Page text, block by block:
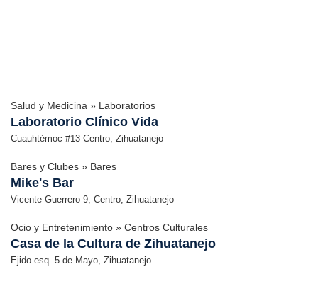
Salud y Medicina » Laboratorios
Laboratorio Clínico Vida
Cuauhtémoc #13 Centro, Zihuatanejo
Bares y Clubes » Bares
Mike's Bar
Vicente Guerrero 9, Centro, Zihuatanejo
Ocio y Entretenimiento » Centros Culturales
Casa de la Cultura de Zihuatanejo
Ejido esq. 5 de Mayo, Zihuatanejo